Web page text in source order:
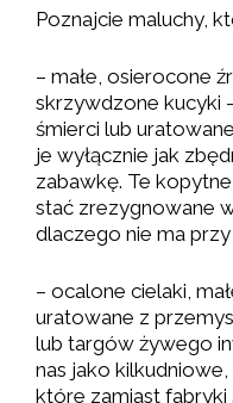
Poznajcie maluchy,
– małe, osierocone
skrzywdzone kucyki
śmierci lub
je wyłącznie jak
zabawkę. Te
stać zrezygnowane
dlaczego nie ma przy
– ocalone cielaki,
uratowane z
lub targów żywego
nas jako
które zamiast fabryki